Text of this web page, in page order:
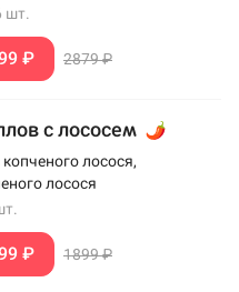
шт.
₽ 2879 ₽
с лососем
лосося,
лосося
₽ 1899 ₽